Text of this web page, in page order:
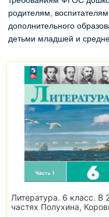
родителям,
дополнительного
детьми младшей и
Литература. 6 класс. В
частях Полухина,